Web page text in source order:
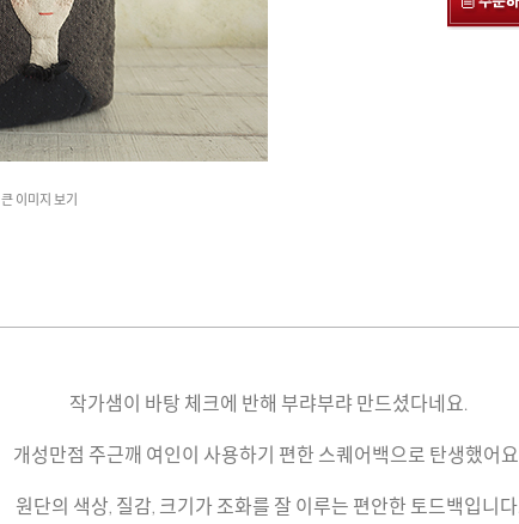
큰 이미지 보기
작가샘이 바탕 체크에 반해 부랴부랴 만드셨다네요.
개성만점 주근깨 여인이 사용하기 편한 스퀘어백으로 탄생했어요.
원단의 색상, 질감, 크기가 조화를 잘 이루는 편안한 토드백입니다.